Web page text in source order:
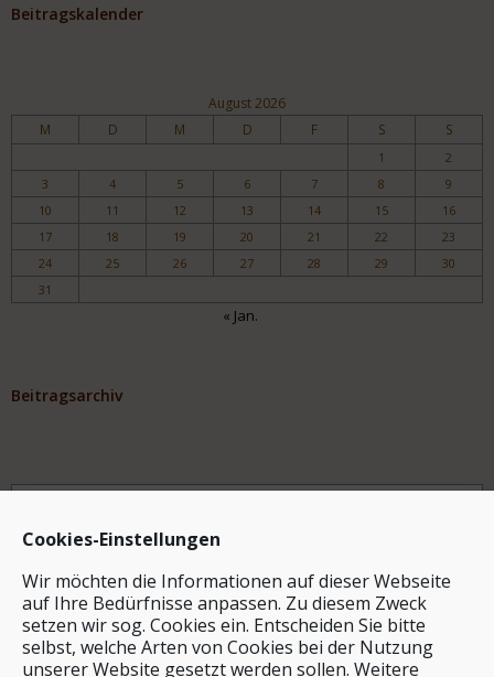
Cookies-Einstellungen
Wir möchten die Informationen auf dieser Webseite
auf Ihre Bedürfnisse anpassen. Zu diesem Zweck
setzen wir sog. Cookies ein. Entscheiden Sie bitte
selbst, welche Arten von Cookies bei der Nutzung
unserer Website gesetzt werden sollen. Weitere
Beitragskalender
August 2026
M D M D F S S
1
2
3
4 5 6 7 8
9
10
11 12 13 14 15
16
17
18 19 20 21 22
23
24
25 26 27 28 29
30
31
« Jan.
Beitragsarchiv
Archiv